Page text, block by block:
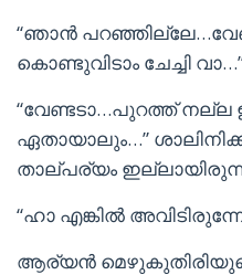
“ഞാൻ
കൊണ്ടുവിടാം ചേച്ചി
“വേണ്ടടാ…പുറത്ത് നല്ല
ഏതായാലും…”
താല്പര്യം
“ഹാ എങ്കിൽ
ആര്യൻ